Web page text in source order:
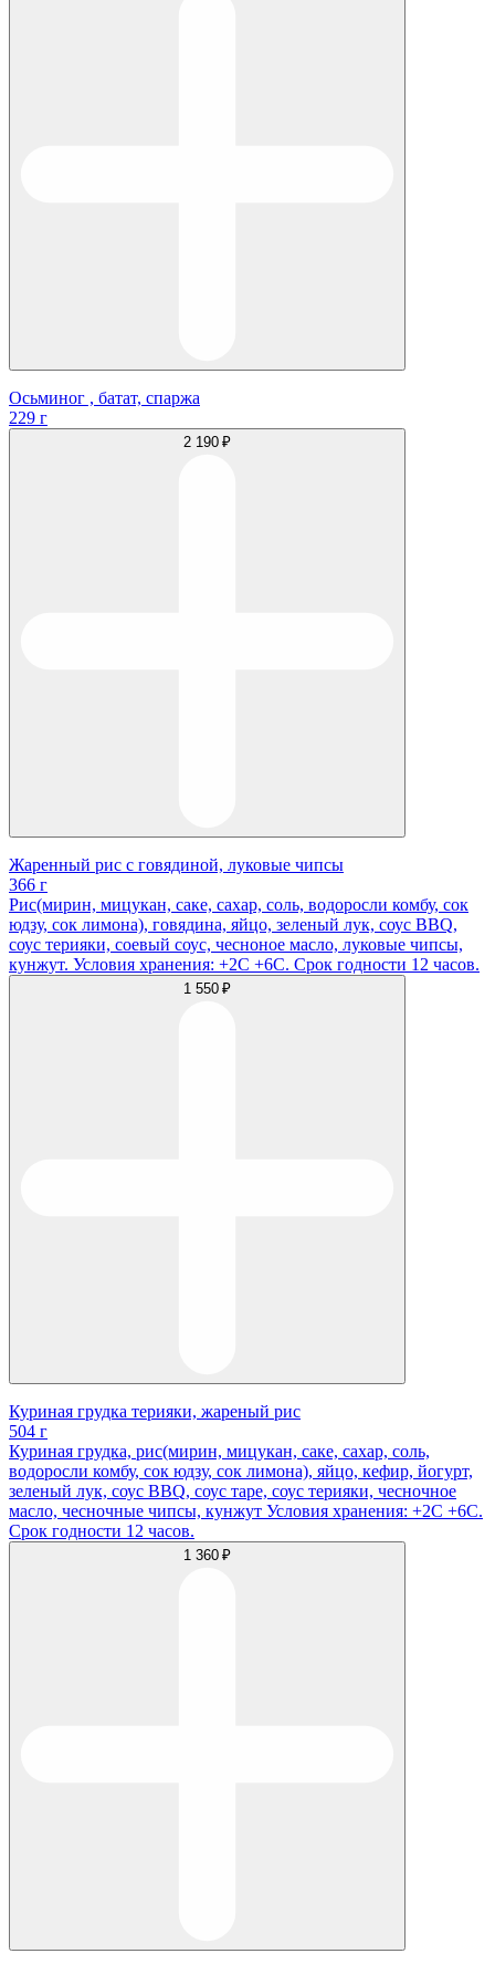
Осьминог , батат, спаржа
229 г
2 190 ₽
Жаренный рис с говядиной, луковые чипсы
366 г
Рис(мирин, мицукан, саке, сахар, соль, водоросли комбу, сок
юдзу, сок лимона), говядина, яйцо, зеленый лук, соус BBQ,
соус терияки, соевый соус, чесноное масло, луковые чипсы,
кунжут. Условия хранения: +2С +6С. Срок годности 12 часов.
1 550 ₽
Куриная грудка терияки, жареный рис
504 г
Куриная грудка, рис(мирин, мицукан, саке, сахар, соль,
водоросли комбу, сок юдзу, сок лимона), яйцо, кефир, йогурт,
зеленый лук, соус BBQ, соус таре, соус терияки, чесночное
масло, чесночные чипсы, кунжут Условия хранения: +2С +6С.
Срок годности 12 часов.
1 360 ₽